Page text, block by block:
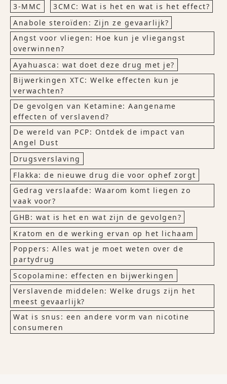
3-MMC
3CMC: Wat is het en wat is het effect?
Anabole steroïden: Zijn ze gevaarlijk?
Angst voor vliegen: Hoe kun je vliegangst
overwinnen?
Ayahuasca: wat doet deze drug met je?
Bijwerkingen XTC: Welke effecten kun je
verwachten?
De gevolgen van Ketamine: Aangename
effecten of verslavend?
De wereld van PCP: Ontdek de impact van
Angel Dust
Drugsverslaving
Flakka: de nieuwe drug die voor ophef zorgt
Gedrag verslaafde: Waarom komt liegen zo
vaak voor?
GHB: wat is het en wat zijn de gevolgen?
Kratom en de werking ervan op het lichaam
Poppers: Alles wat je moet weten over de
partydrug
Scopolamine: effecten en bijwerkingen
Verslavende middelen: Welke drugs zijn het
meest gevaarlijk?
Wat is snus: een andere vorm van nicotine
consumeren